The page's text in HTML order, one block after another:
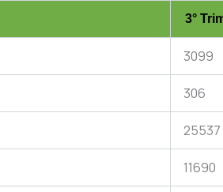
3°
3099
306
25537
11690